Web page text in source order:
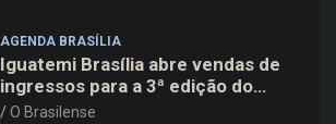
AGENDA BRASÍLIA
Iguatemi Brasília abre vendas de
ingressos para a 3ª edição do
Cine Open Air
O Brasilense